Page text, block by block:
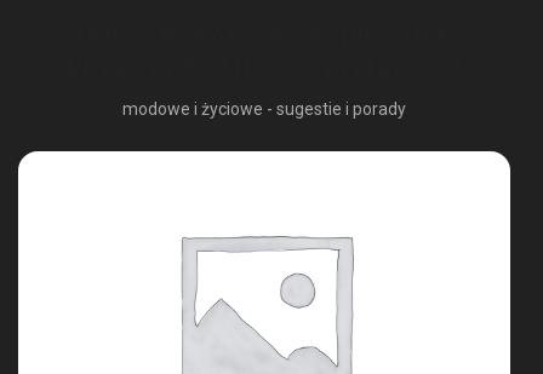
modowe i życiowe - sugestie i porady